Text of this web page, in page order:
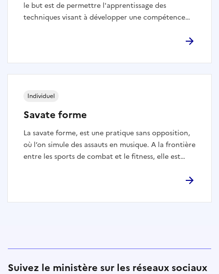
le but est de permettre l'apprentissage des
techniques visant à développer une compétence
Savate forme
La savate forme, est une pratique sans opposition,
où l’on simule des assauts en musique. A la frontière
entre les sports de combat et le fitness, elle est
Savate boxe française ou non, et quel que soit leur
être physique et mental. La Savate Forme
Individuel
Suivez le ministère sur les réseaux sociaux